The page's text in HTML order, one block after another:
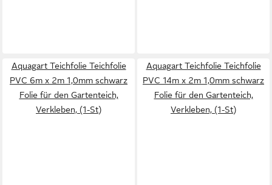
Aquagart Teichfolie Teichfolie
PVC 6m x 2m 1,0mm schwarz
Folie für den Gartenteich,
Verkleben, (1-St)
Aquagart Teichfolie Teichfolie
PVC 14m x 2m 1,0mm schwarz
Folie für den Gartenteich,
Verkleben, (1-St)